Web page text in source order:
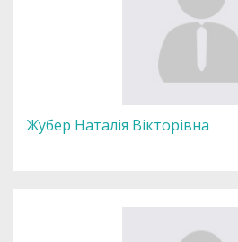
Жубер Наталія Вікторівна